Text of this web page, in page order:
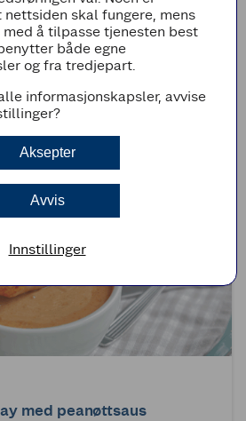
kylling
med peanøttsaus
nettsiden skal fungere, mens
å tilpasse tjenesten best
både egne
og fra tredjepart.
informasjonskapsler, avvise
Aksepter
Avvis
Innstillinger